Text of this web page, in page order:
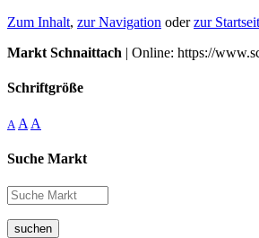
Zum Inhalt, zur Navigation oderzur
Markt Schnaittach | Online: https://
Schriftgröße
A A A
Suche Markt
suchen